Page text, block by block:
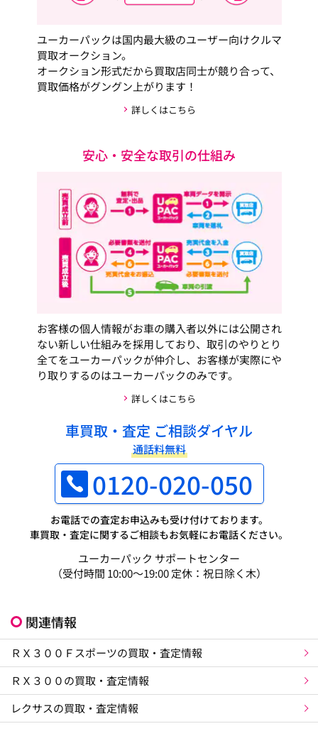
ユーカーパックは国内最大級のユーザー向けクルマ
買取オークション。
オークション形式だから買取店同士が競り合って、
買取価格がグングン上がります！
詳しくはこちら
安心・安全な取引の仕組み
お客様の個人情報がお車の購入者以外には公開され
ない新しい仕組みを採用しており、取引のやりとり
全てをユーカーパックが仲介し、お客様が実際にや
り取りするのはユーカーパックのみです。
詳しくはこちら
車買取・査定 ご相談ダイヤル
通話料無料
0120-020-050
お電話での査定お申込みも受け付けております。
車買取・査定に関するご相談もお気軽にお電話ください。
ユーカーパック サポートセンター
（受付時間 10:00～19:00 定休：祝日除く木）
関連情報
ＲＸ３００Ｆスポーツの買取・査定情報
ＲＸ３００の買取・査定情報
レクサスの買取・査定情報